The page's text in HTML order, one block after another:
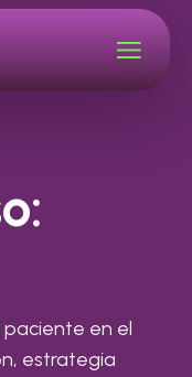
en el
estrategia